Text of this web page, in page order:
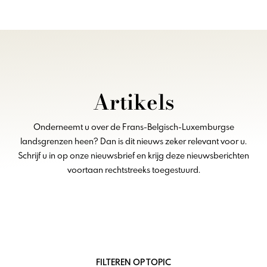
Artikels
Onderneemt u over de Frans-Belgisch-Luxemburgse
landsgrenzen heen? Dan is dit nieuws zeker relevant voor u.
Schrijf u in op onze nieuwsbrief en krijg deze nieuwsberichten
voortaan rechtstreeks toegestuurd.
FILTEREN OP TOPIC